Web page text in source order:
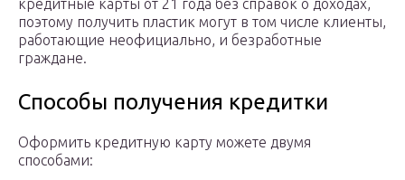
кредитные карты от 21 года без справок о доходах,
поэтому получить пластик могут в том числе клиенты,
работающие неофициально, и безработные
граждане.
Способы получения кредитки
Оформить кредитную карту можете двумя
способами: